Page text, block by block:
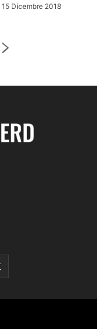
15 Dicembre 2018